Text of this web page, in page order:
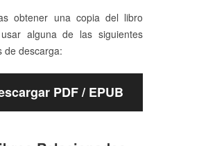
obtener una copia del libro
alguna de las siguientes
de descarga:
PDF / EPUB